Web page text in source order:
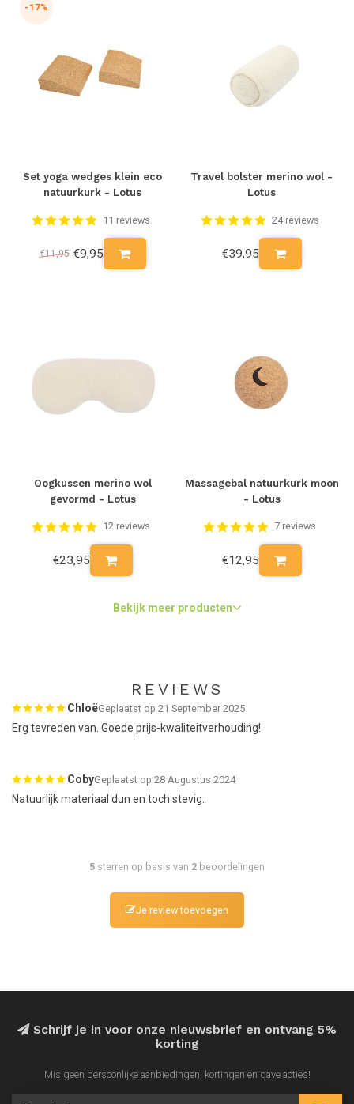
een vochtige doek met water na een intensieve yoga sessie.
-17%
Set yoga wedges klein eco
natuurkurk - Lotus
11 reviews
€11,95 €9,95
Travel bolster merino wol -
Lotus
24 reviews
€39,95
Oogkussen merino wol
gevormd - Lotus
12 reviews
€23,95
Massagebal natuurkurk moon
- Lotus
7 reviews
€12,95
Bekijk meer producten
REVIEWS
ChloëGeplaatst op 21 September 2025
Erg tevreden van. Goede prijs-kwaliteitverhouding!
CobyGeplaatst op 28 Augustus 2024
Natuurlijk materiaal dun en toch stevig.
5 sterren op basis van 2 beoordelingen
Je review toevoegen
Schrijf je in voor onze nieuwsbrief en ontvang 5%
korting
Mis geen persoonlijke aanbiedingen, kortingen en gave acties!